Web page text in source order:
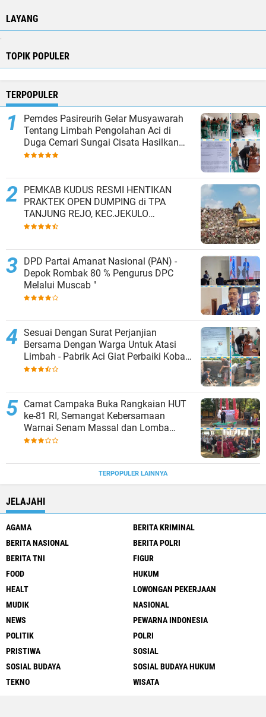
LAYANG
TOPIK POPULER
TERPOPULER
Pemdes Pasireurih Gelar Musyawarah
Tentang Limbah Pengolahan Aci di
Duga Cemari Sungai Cisata Hasilkan
Kesepakatan Tutup Sementara
PEMKAB KUDUS RESMI HENTIKAN
PRAKTEK OPEN DUMPING di TPA
TANJUNG REJO, KEC.JEKULO
KAB.KUDUS,BERLAKUKAN SISTEM
DPD Partai Amanat Nasional (PAN) -
Depok Rombak 80 % Pengurus DPC
Melalui Muscab "
Sesuai Dengan Surat Perjanjian
Bersama Dengan Warga Untuk Atasi
Limbah - Pabrik Aci Giat Perbaiki Kobak
Penampungan Air
Camat Campaka Buka Rangkaian HUT
ke-81 RI, Semangat Kebersamaan
Warnai Senam Massal dan Lomba
Karaoke Perangkat Desa
TERPOPULER LAINNYA
JELAJAHI
AGAMA
BERITA KRIMINAL
BERITA NASIONAL
BERITA POLRI
BERITA TNI
FIGUR
FOOD
HUKUM
HEALT
LOWONGAN PEKERJAAN
MUDIK
NASIONAL
NEWS
PEWARNA INDONESIA
POLITIK
POLRI
PRISTIWA
SOSIAL
SOSIAL BUDAYA
SOSIAL BUDAYA HUKUM
TEKNO
WISATA